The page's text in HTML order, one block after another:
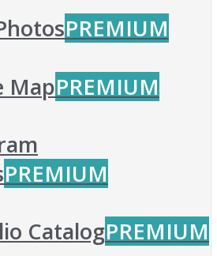
PREMIUM
MapPREMIUM
PREMIUM
CatalogPREMIUM